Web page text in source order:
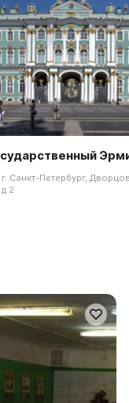
г. Санкт-Петербург,
д 2